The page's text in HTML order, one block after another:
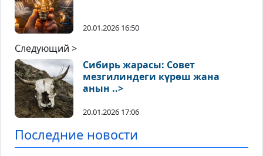
20.01.2026 16:50
Следующий >
Сибирь жарасы: Совет
мезгилиндеги күрөш жана
анын ..>
20.01.2026 17:06
Последние новости